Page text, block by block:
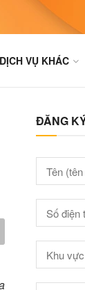
DỊCH VỤ KHÁC
ĐĂNG